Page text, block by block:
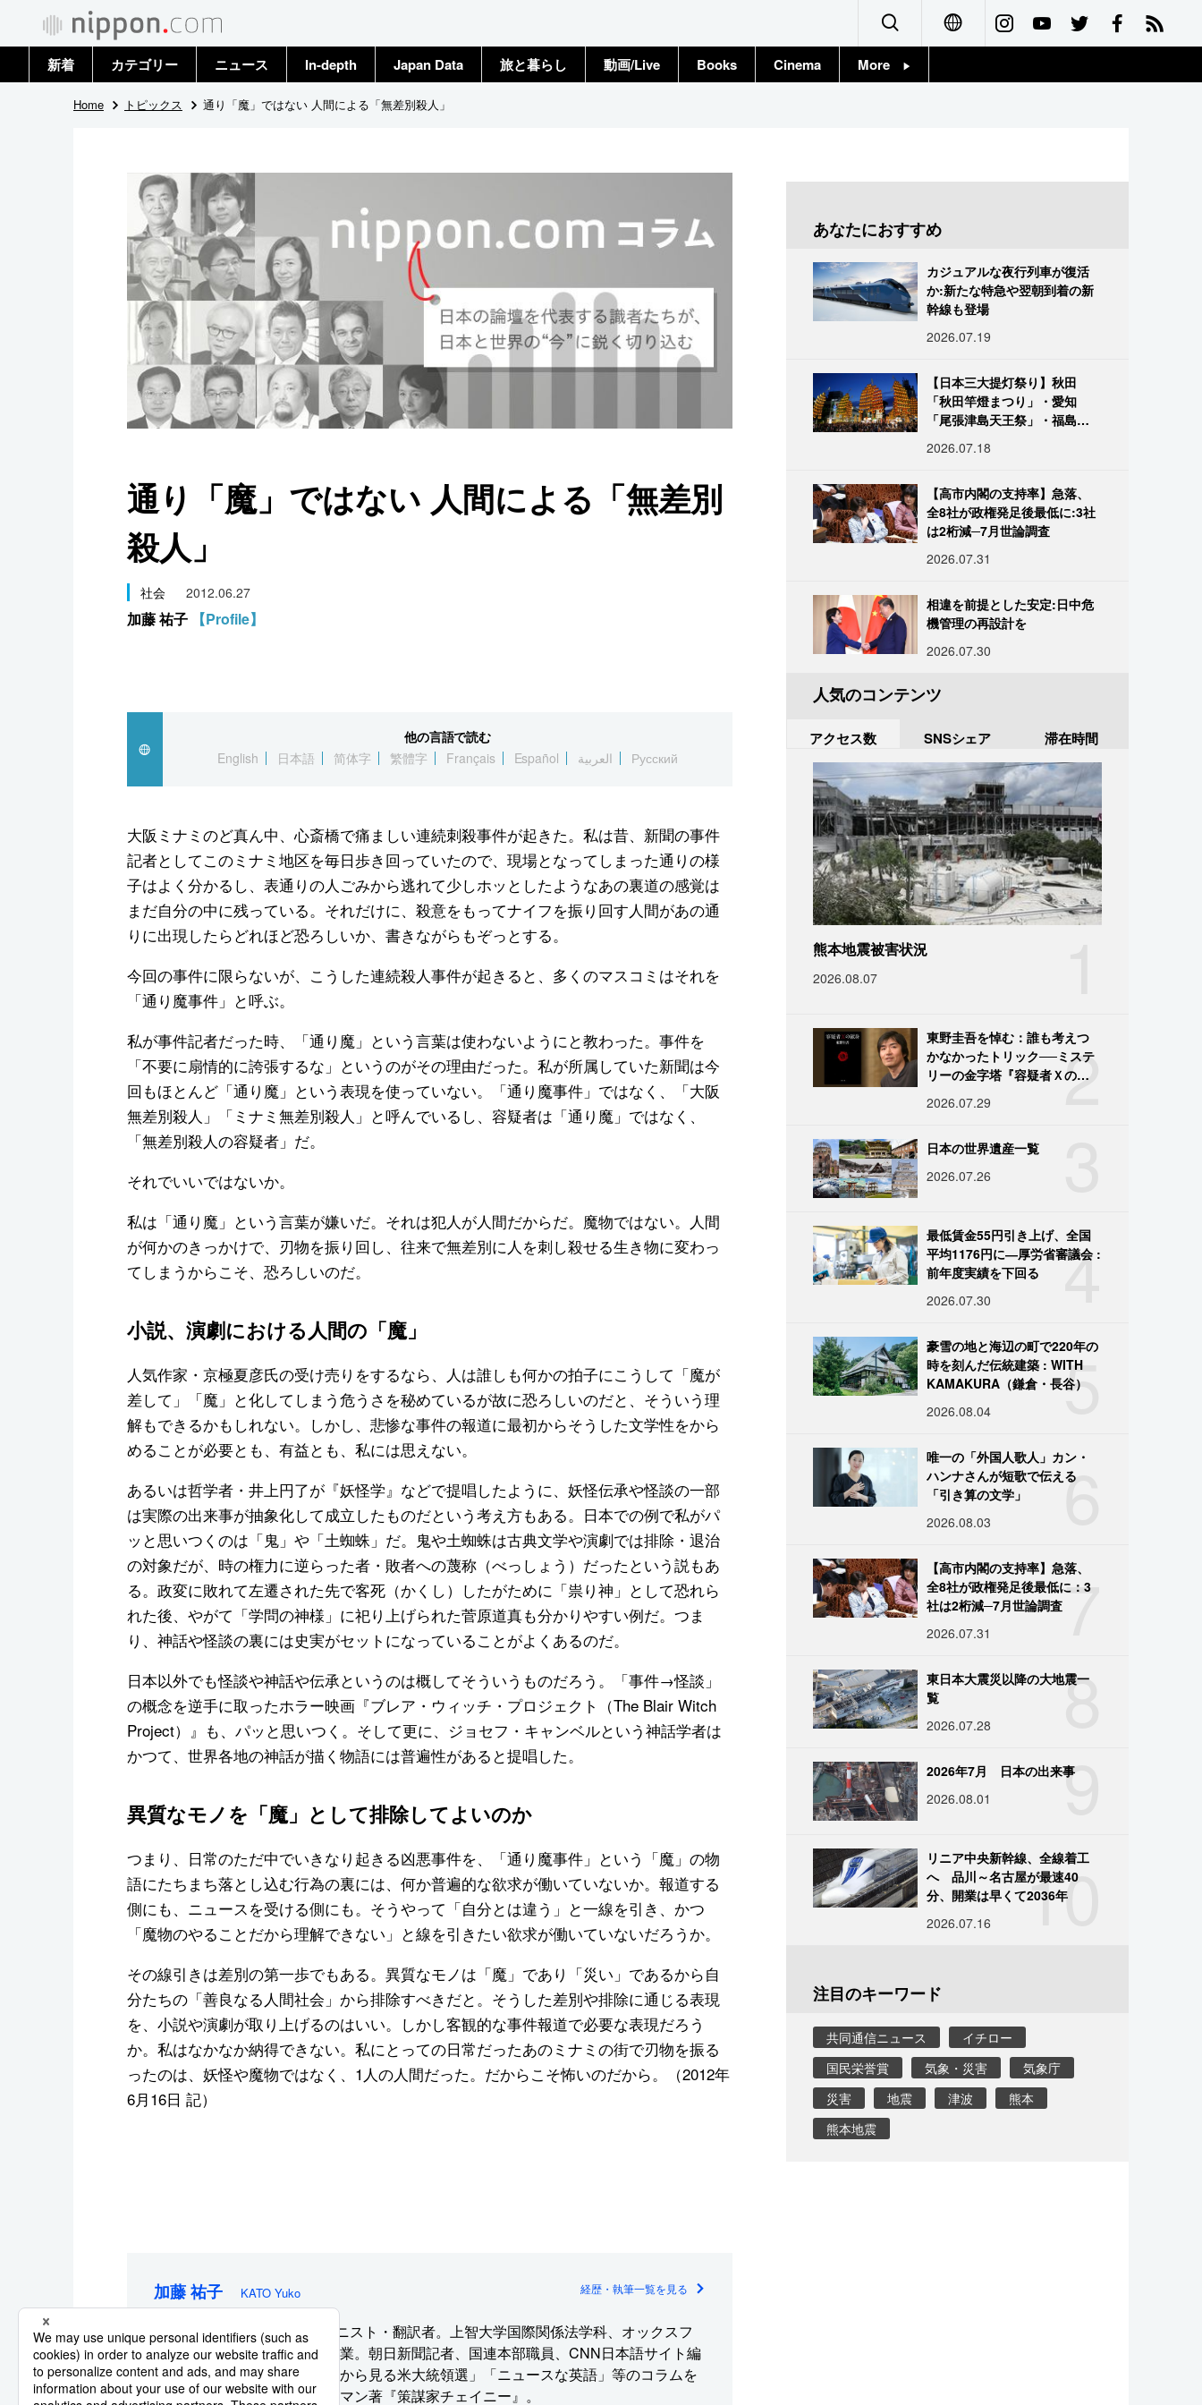
العربية
Русский
新着 カテゴリー
政治・外交
社会
文化
科学・技術
暮らし
スポーツ・東京2020
ニュース
トップ
In-depth Japan Data 旅と暮らし 動画/Live Books Cinema More
東京
お知らせ
Home トピックス 通り「魔」ではない 人間による「無差別殺人」
通り「魔」ではない 人間による「無差別
殺人」
社会 2012.06.27
加藤 祐子 【Profile】
他の言語で読む
English
日本語 简体字 繁體字 Français Español العربية Русский
大阪ミナミのど真ん中、心斎橋で痛ましい連続刺殺事件が起きた。私は昔、新聞の事件
記者としてこのミナミ地区を毎日歩き回っていたので、現場となってしまった通りの様
子はよく分かるし、表通りの人ごみから逃れて少しホッとしたようなあの裏道の感覚は
まだ自分の中に残っている。それだけに、殺意をもってナイフを振り回す人間があの通
りに出現したらどれほど恐ろしいか、書きながらもぞっとする。
今回の事件に限らないが、こうした連続殺人事件が起きると、多くのマスコミはそれを
「通り魔事件」と呼ぶ。
私が事件記者だった時、「通り魔」という言葉は使わないようにと教わった。事件を
「不要に扇情的に誇張するな」というのがその理由だった。私が所属していた新聞は今
回もほとんど「通り魔」という表現を使っていない。「通り魔事件」ではなく、「大阪
無差別殺人」「ミナミ無差別殺人」と呼んでいるし、容疑者は「通り魔」ではなく、
「無差別殺人の容疑者」だ。
それでいいではないか。
私は「通り魔」という言葉が嫌いだ。それは犯人が人間だからだ。魔物ではない。人間
が何かのきっかけで、刃物を振り回し、往来で無差別に人を刺し殺せる生き物に変わっ
てしまうからこそ、恐ろしいのだ。
小説、演劇における人間の「魔」
人気作家・京極夏彦氏の受け売りをするなら、人は誰しも何かの拍子にこうして「魔が
差して」「魔」と化してしまう危うさを秘めているが故に恐ろしいのだと、そういう理
解もできるかもしれない。しかし、悲惨な事件の報道に最初からそうした文学性をから
めることが必要とも、有益とも、私には思えない。
あるいは哲学者・井上円了が『妖怪学』などで提唱したように、妖怪伝承や怪談の一部
は実際の出来事が抽象化して成立したものだという考え方もある。日本での例で私がパ
ッと思いつくのは「鬼」や「土蜘蛛」だ。鬼や土蜘蛛は古典文学や演劇では排除・退治
の対象だが、時の権力に逆らった者・敗者への蔑称（べっしょう）だったという説もあ
る。政変に敗れて左遷された先で客死（かくし）したがために「祟り神」として恐れら
れた後、やがて「学問の神様」に祀り上げられた菅原道真も分かりやすい例だ。つま
り、神話や怪談の裏には史実がセットになっていることがよくあるのだ。
日本以外でも怪談や神話や伝承というのは概してそういうものだろう。「事件→怪談」
の概念を逆手に取ったホラー映画『ブレア・ウィッチ・プロジェクト（The Blair Witch
Project）』も、パッと思いつく。そして更に、ジョセフ・キャンベルという神話学者は
かつて、世界各地の神話が描く物語には普遍性があると提唱した。
異質なモノを「魔」として排除してよいのか
つまり、日常のただ中でいきなり起きる凶悪事件を、「通り魔事件」という「魔」の物
語にたちまち落とし込む行為の裏には、何か普遍的な欲求が働いていないか。報道する
側にも、ニュースを受ける側にも。そうやって「自分とは違う」と一線を引き、かつ
「魔物のやることだから理解できない」と線を引きたい欲求が働いていないだろうか。
その線引きは差別の第一歩でもある。異質なモノは「魔」であり「災い」であるから自
分たちの「善良なる人間社会」から排除すべきだと。そうした差別や排除に通じる表現
を、小説や演劇が取り上げるのはいい。しかし客観的な事件報道で必要な表現だろう
か。私はなかなか納得できない。私にとっての日常だったあのミナミの街で刃物を振る
ったのは、妖怪や魔物ではなく、1人の人間だった。だからこそ怖いのだから。（2012年
6月16日 記）
加藤 祐子 KATO Yuko 経歴・執筆一覧を見る
gooニュース編集者・コラムニスト・翻訳者。上智大学国際関係法学科、オックスフ
ォード大学国際関係論修士卒業。朝日新聞記者、国連本部職員、CNN日本語サイト編
集者を経て、現職。「大手町から見る米大統領選」「ニュースな英語」等のコラムを
執筆。訳書にバートン・ゲルマン著『策謀家チェイニー』。
あなたにおすすめ
カジュアルな夜行列車が復活
か:新たな特急や翌朝到着の新
幹線も登場
2026.07.19
【日本三大提灯祭り】秋田
「秋田竿燈まつり」・愛知
「尾張津島天王祭」・福島
だしい灯火が夜空を照らす光
2026.07.18
【高市内閣の支持率】急落、
全8社が政権発足後最低に:3社
は2桁減─7月世論調査
2026.07.31
相違を前提とした安定:日中危
機管理の再設計を
2026.07.30
人気のコンテンツ
アクセス数 SNSシェア 滞在時間
熊本地震被害状況
2026.08.07
2
東野圭吾を悼む：誰も考えつ
かなかったトリック──ミステ
リーの金字塔『容疑者Ｘの献
2026.07.29
日本の世界遺産一覧
2026.07.26
4
最低賃金55円引き上げ、全国
平均1176円に―厚労省審議会 :
前年度実績を下回る
2026.07.30
5
豪雪の地と海辺の町で220年の
時を刻んだ伝統建築 : WITH
KAMAKURA（鎌倉・長谷）
2026.08.04
6
唯一の「外国人歌人」カン・
ハンナさんが短歌で伝える
「引き算の文学」
2026.08.03
7
【高市内閣の支持率】急落、
全8社が政権発足後最低に：3
社は2桁減─7月世論調査
2026.07.31
8
東日本大震災以降の大地震一
覧
2026.07.28
9
2026年7月 日本の出来事
2026.08.01
10
リニア中央新幹線、全線着工
へ 品川～名古屋が最速40
分、開業は早くて2036年
2026.07.16
注目のキーワード
共同通信ニュース
イチロー
国民栄誉賞
気象・災害
気象庁
災害
地震 津波
熊本
熊本地震